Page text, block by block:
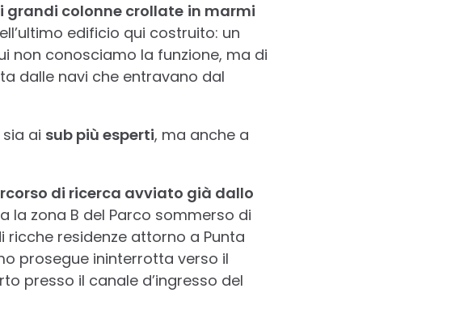
grandi colonne crollate in marmi
edificio qui costruito: un
non conosciamo la funzione, ma di
dalle navi che entravano dal
ai sub più esperti, ma anche a
di ricerca avviato già dallo
la zona B del Parco sommerso di
ricche residenze attorno a Punta
prosegue ininterrotta verso il
presso il canale d’ingresso del